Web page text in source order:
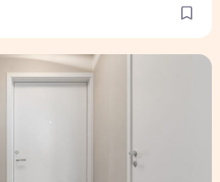
à votre entrée grâce aux